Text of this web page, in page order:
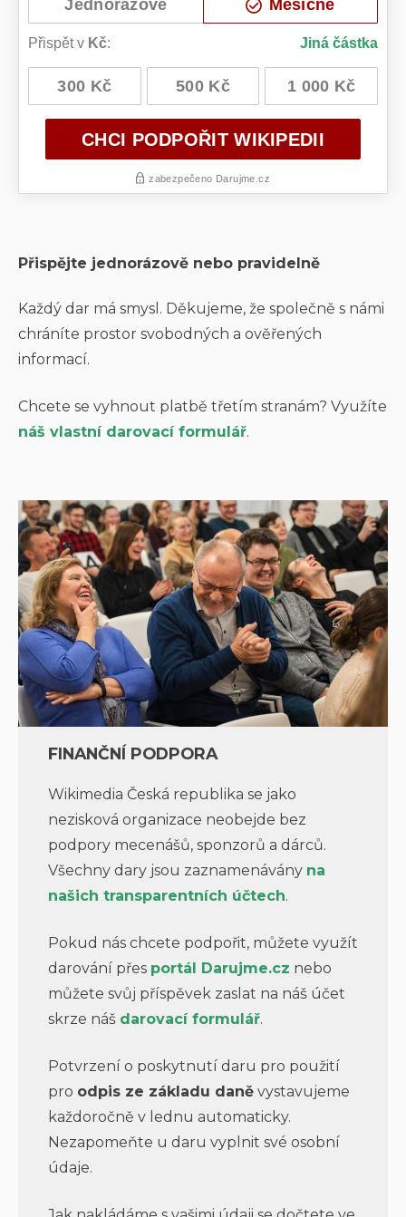
Přispějte jednorázově nebo pravidelně
Každý dar má smysl. Děkujeme, že společně s námi
chráníte prostor svobodných a ověřených
informací.
Chcete se vyhnout platbě třetím stranám? Využíte
náš vlastní darovací formulář.
FINANČNÍ PODPORA
Wikimedia Česká republika se jako
nezisková organizace neobejde bez
podpory mecenášů, sponzorů a dárců.
Všechny dary jsou zaznamenávány na
našich transparentních účtech.
Pokud nás chcete podpořit, můžete využít
darování přes portál Darujme.cz nebo
můžete svůj příspěvek zaslat na náš účet
skrze náš darovací formulář.
Potvrzení o poskytnutí daru pro použití
pro odpis ze základu daněvystavujeme
každoročně v lednu automaticky.
Nezapomeňte u daru vyplnit své osobní
údaje.